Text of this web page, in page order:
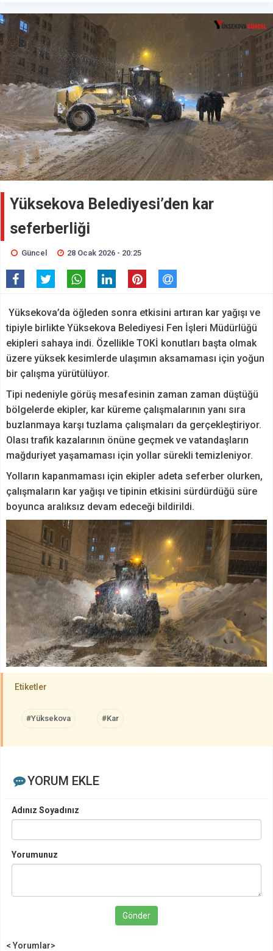
Yüksekova Belediyesi’den kar
seferberliği
Güncel 28 Ocak 2026 - 20:25
Yüksekova’da öğleden sonra etkisini artıran kar yağışı ve
tipiyle birlikte Yüksekova Belediyesi Fen İşleri Müdürlüğü
ekipleri sahaya indi. Özellikle TOKİ konutları başta olmak
üzere yüksek kesimlerde ulaşımın aksamaması için yoğun
bir çalışma yürütülüyor.
Tipi nedeniyle görüş mesafesinin zaman zaman düştüğü
bölgelerde ekipler, kar küreme çalışmalarının yanı sıra
buzlanmaya karşı tuzlama çalışmaları da gerçekleştiriyor.
Olası trafik kazalarının önüne geçmek ve vatandaşların
mağduriyet yaşamaması için yollar sürekli temizleniyor.
Yolların kapanmaması için ekipler adeta seferber olurken,
çalışmaların kar yağışı ve tipinin etkisini sürdürdüğü süre
boyunca aralıksız devam edeceği bildirildi.
Etiketler
#Yüksekova #Kar
YORUM EKLE
Adınız Soyadınız
Yorumunuz
Gönder
< Yorumlar>